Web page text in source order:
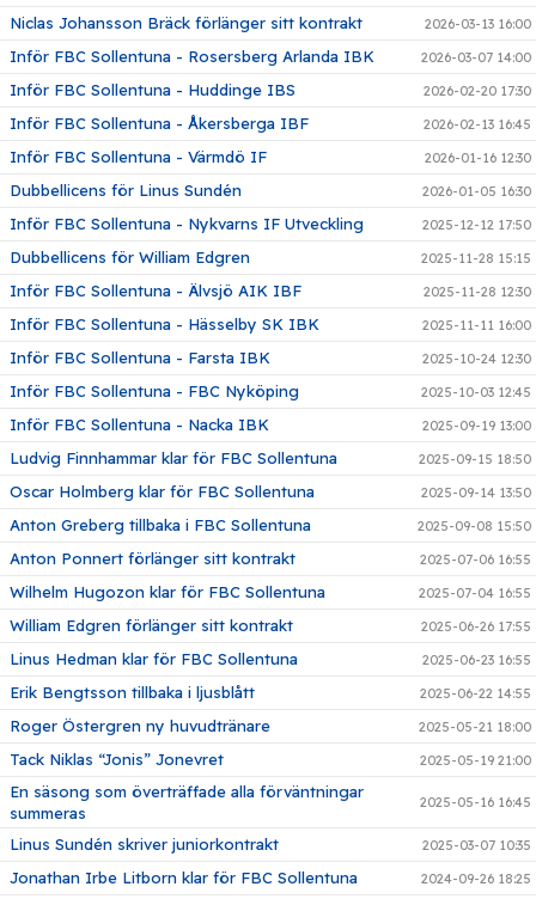
Niclas Johansson Bräck förlänger sitt kontrakt 2026-03-13 16:00
Inför FBC Sollentuna - Rosersberg Arlanda IBK 2026-03-07 14:00
Inför FBC Sollentuna - Huddinge IBS 2026-02-20 17:30
Inför FBC Sollentuna - Åkersberga IBF 2026-02-13 16:45
Inför FBC Sollentuna - Värmdö IF 2026-01-16 12:30
Dubbellicens för Linus Sundén 2026-01-05 16:30
Inför FBC Sollentuna - Nykvarns IF Utveckling 2025-12-12 17:50
Dubbellicens för William Edgren 2025-11-28 15:15
Inför FBC Sollentuna - Älvsjö AIK IBF 2025-11-28 12:30
Inför FBC Sollentuna - Hässelby SK IBK 2025-11-11 16:00
Inför FBC Sollentuna - Farsta IBK 2025-10-24 12:30
Inför FBC Sollentuna - FBC Nyköping 2025-10-03 12:45
Inför FBC Sollentuna - Nacka IBK 2025-09-19 13:00
Ludvig Finnhammar klar för FBC Sollentuna 2025-09-15 18:50
Oscar Holmberg klar för FBC Sollentuna 2025-09-14 13:50
Anton Greberg tillbaka i FBC Sollentuna 2025-09-08 15:50
Anton Ponnert förlänger sitt kontrakt 2025-07-06 16:55
Wilhelm Hugozon klar för FBC Sollentuna 2025-07-04 16:55
William Edgren förlänger sitt kontrakt 2025-06-26 17:55
Linus Hedman klar för FBC Sollentuna 2025-06-23 16:55
Erik Bengtsson tillbaka i ljusblått 2025-06-22 14:55
Roger Östergren ny huvudtränare 2025-05-21 18:00
Tack Niklas “Jonis” Jonevret 2025-05-19 21:00
En säsong som överträffade alla förväntningar
summeras
2025-05-16 16:45
Linus Sundén skriver juniorkontrakt 2025-03-07 10:35
Jonathan Irbe Litborn klar för FBC Sollentuna 2024-09-26 18:25